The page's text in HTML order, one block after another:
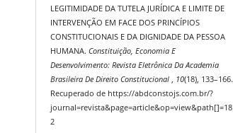
LEGITIMIDADE DA TUTELA JURÍDICA E LIMITE DE
INTERVENÇÃO EM FACE DOS PRINCÍPIOS
CONSTITUCIONAIS E DA DIGNIDADE DA PESSOA
HUMANA.Constituição, Economia E
Desenvolvimento: Revista Eletrônica Da Academia
Brasileira De Direito Constitucional, 10(18), 133–166.
Recuperado de https://abdconstojs.com.br/?
journal=revista&page=article&op=view&path[]=18
2